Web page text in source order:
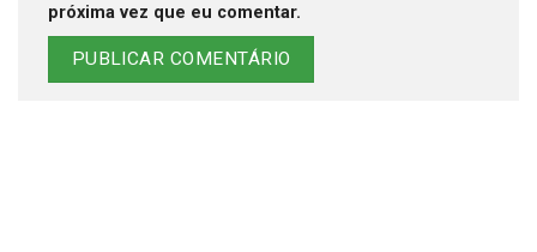
próxima vez que eu comentar.